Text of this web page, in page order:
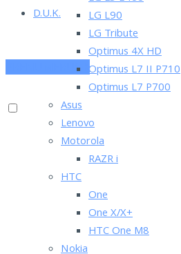
D.U.K.
PRENUMERUOK
LG L90
LG Tribute
Optimus 4X HD
Optimus L7 II P710
Optimus L7 P700
Asus
Lenovo
Motorola
RAZR i
HTC
One
One X/X+
HTC One M8
Nokia